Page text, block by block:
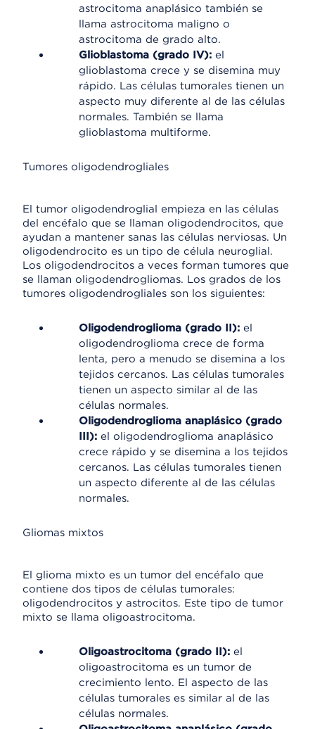
astrocitoma anaplásico también se
llama astrocitoma maligno o
astrocitoma de grado alto.
Glioblastoma (grado IV): el
glioblastoma crece y se disemina muy
rápido. Las células tumorales tienen un
aspecto muy diferente al de las células
normales. También se llama
glioblastoma multiforme.
Tumores oligodendrogliales
El tumor oligodendroglial empieza en las células
del encéfalo que se llaman oligodendrocitos, que
ayudan a mantener sanas las células nerviosas. Un
oligodendrocito es un tipo de célula neuroglial.
Los oligodendrocitos a veces forman tumores que
se llaman oligodendrogliomas. Los grados de los
tumores oligodendrogliales son los siguientes:
Oligodendroglioma (grado II): el
oligodendroglioma crece de forma
lenta, pero a menudo se disemina a los
tejidos cercanos. Las células tumorales
tienen un aspecto similar al de las
células normales.
Oligodendroglioma anaplásico (grado
III): el oligodendroglioma anaplásico
crece rápido y se disemina a los tejidos
cercanos. Las células tumorales tienen
un aspecto diferente al de las células
normales.
Gliomas mixtos
El glioma mixto es un tumor del encéfalo que
contiene dos tipos de células tumorales:
oligodendrocitos y astrocitos. Este tipo de tumor
mixto se llama oligoastrocitoma.
Oligoastrocitoma (grado II): el
oligoastrocitoma es un tumor de
crecimiento lento. El aspecto de las
células tumorales es similar al de las
células normales.